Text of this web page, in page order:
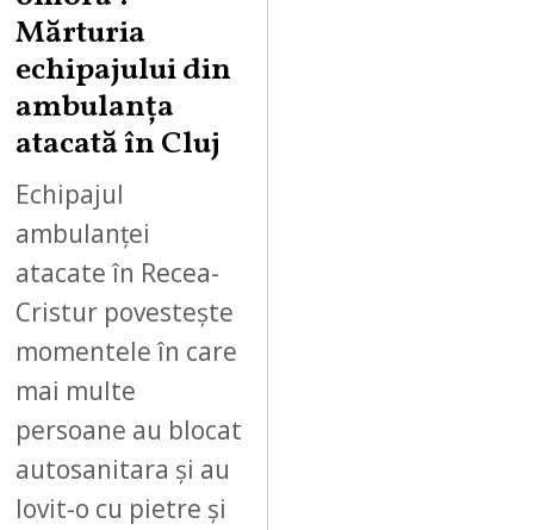
Mărturia
echipajului din
ambulanța
atacată în Cluj
Echipajul
ambulanței
atacate în Recea-
Cristur povestește
momentele în care
mai multe
persoane au blocat
autosanitara și au
lovit-o cu pietre și